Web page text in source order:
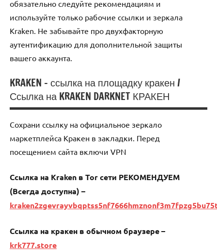
обязательно следуйте рекомендациям и
используйте только рабочие ссылки и зеркала
Kraken. Не забывайте про двухфакторную
аутентификацию для дополнительной защиты
вашего аккаунта.
Uncategorized
KRAKEN – ссылка на площадку кракен /
Ссылка на KRAKEN DARKNET КРАКЕН
Сохрани ссылку на официальное зеркало
маркетплейса Кракен в закладки. Перед
посещением сайта включи VPN
Ссылка на Kraken в Tor сети РЕКОМЕНДУЕМ
(Всегда доступна) –
Ссылка на кракен в обычном браузере –
krk777.store